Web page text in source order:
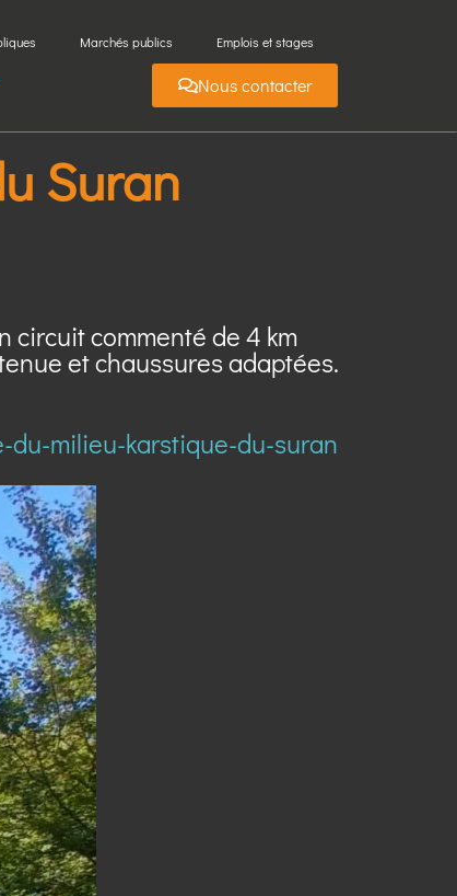
Marchés publics Emplois et stages
Nous contacter
Suran
circuit commenté de 4 km
et chaussures adaptées.
milieu-karstique-du-suran